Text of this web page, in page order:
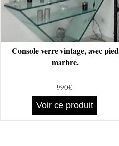
Console verre vintage, avec pied
marbre.
990€
Voir ce produit